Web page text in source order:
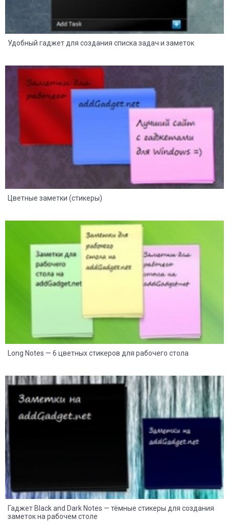
Удобный гаджет для создания списка задач и заметок
Цветные заметки (стикеры)
Long Notes — 6 цветных стикеров для рабочего стола
8 2
Гаджет Black and Dark Notes — тёмные стикеры для создания
заметок на рабочем столе